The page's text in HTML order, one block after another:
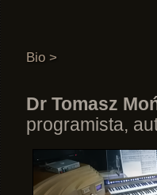
Bio >
Dr Tomasz
programista,